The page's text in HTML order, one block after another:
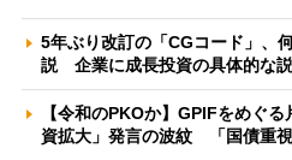
5年ぶり改訂の「CGコード」、
説 企業に成長投資の具体的な
【令和のPKOか】GPIFをめぐ
資拡大」発言の波紋 「国債重